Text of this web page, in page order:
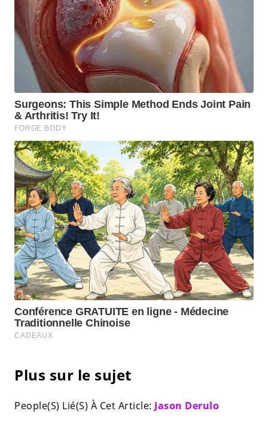
Plus sur le sujet
People(S) Lié(S) À Cet Article: Jason Derulo